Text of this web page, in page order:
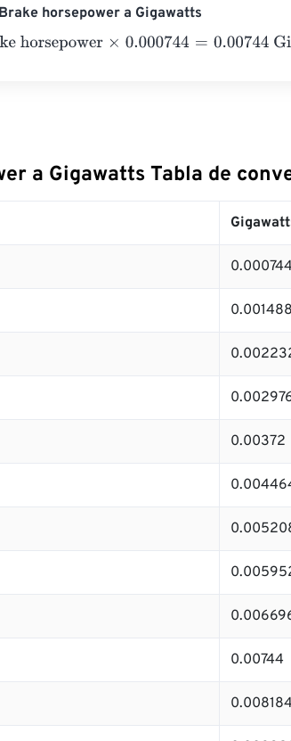
horsepower a Gigawatts
×0.000744=0.00744 Gigawatts
a Gigawatts Tabla de
0.001488
0.00372
0.00744